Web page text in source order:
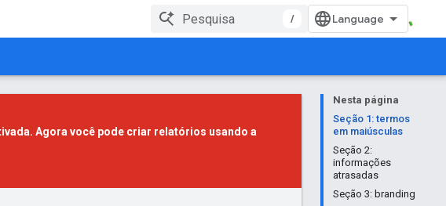
/
Nesta página
Seção 1: termos
em maiúsculas
Seção 2:
informações
atrasadas
Seção 3: branding
Agora você pode criar relatórios usando a